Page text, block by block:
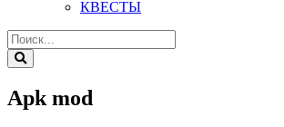
КВЕСТЫ
Apk mod